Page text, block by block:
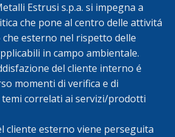
Estrusi s.p.a. si impegna a
che pone al centro delle attivitá
esterno nel rispetto delle
in campo ambientale.
del cliente interno é
momenti di verifica e di
correlati ai servizi/prodotti
cliente esterno viene perseguita